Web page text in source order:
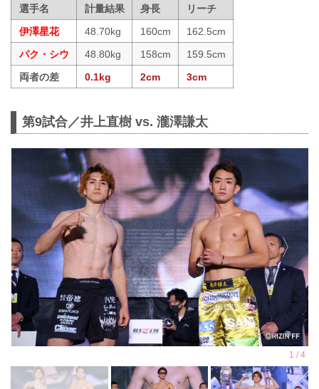
選手名 計量結果 身長
リーチ
伊澤星花
48.70kg 160cm
162.5cm
パク・シウ
48.80kg 158cm
159.5cm
両者の差
0.1kg 2cm 3cm
第9試合／井上直樹 vs. 瀧澤謙太